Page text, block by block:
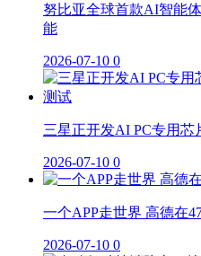
努比亚全球首款AI智能
能
2026-07-10 0
三星正开发AI PC专用
2026-07-10 0
一个APP走世界 高德在
2026-07-10 0